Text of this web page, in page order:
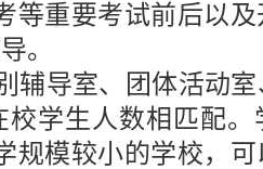
等重要考试前后以
。
辅导室、团体活动
学生人数相匹配。
规模较小的学校，